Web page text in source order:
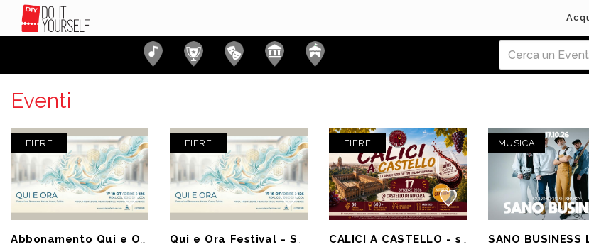
Eventi
FIERE
Abbonamento Qui e Ora Festival - 17/18 Ottobre 2026
FIERE
Qui e Ora Festival - Sabato 17 Ottobre 2026
FIERE
CALICI A CASTELLO - sabato 17 Ottobre 2026
MUSICA
SANO BUSINESS LIVE BASSI MAESTRO +